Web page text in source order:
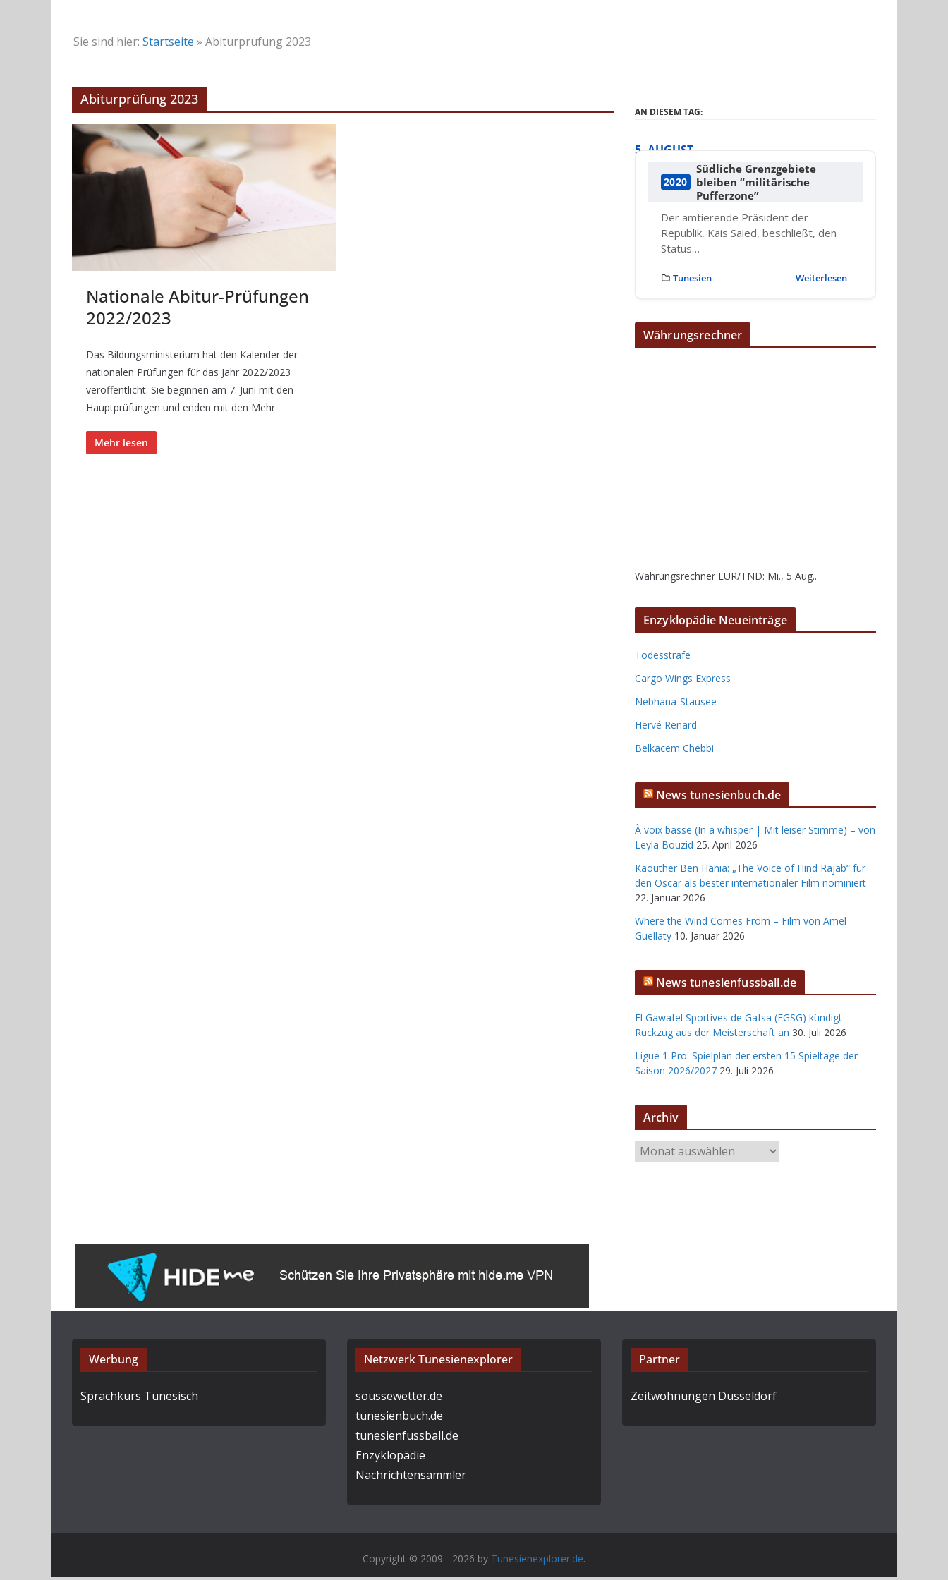
Sie sind hier: Startseite » Abiturprüfung 2023
Abiturprüfung 2023
Nationale Abitur-Prüfungen
2022/2023
Das Bildungsministerium hat den Kalender der
nationalen Prüfungen für das Jahr 2022/2023
veröffentlicht. Sie beginnen am 7. Juni mit den
Hauptprüfungen und enden mit den Mehr
Mehr lesen
AN DIESEM TAG:
5. AUGUST
2020
Südliche Grenzgebiete
bleiben “militärische
Pufferzone”
Der amtierende Präsident der
Republik, Kais Saied, beschließt, den
Status…
Tunesien Weiterlesen
Währungsrechner
Währungsrechner EUR/TND: Mi., 5 Aug..
Enzyklopädie Neueinträge
Todesstrafe
Cargo Wings Express
Nebhana-Stausee
Hervé Renard
Belkacem Chebbi
News tunesienbuch.de
À voix basse (In a whisper | Mit leiser Stimme) – von
Leyla Bouzid 25. April 2026
Kaouther Ben Hania: „The Voice of Hind Rajab“ für
den Oscar als bester internationaler Film nominiert
22. Januar 2026
Where the Wind Comes From – Film von Amel
Guellaty 10. Januar 2026
News tunesienfussball.de
El Gawafel Sportives de Gafsa (EGSG) kündigt
Rückzug aus der Meisterschaft an 30. Juli 2026
Ligue 1 Pro: Spielplan der ersten 15 Spieltage der
Saison 2026/2027 29. Juli 2026
Archiv
r
Werbung
Sprachkurs Tunesisch
Netzwerk Tunesienexplorer
soussewetter.de
tunesienbuch.de
tunesienfussball.de
Enzyklopädie
Nachrichtensammler
Partner
Zeitwohnungen Düsseldorf
Copyright © 2009 - 2026 by Tunesienexplorer.de.